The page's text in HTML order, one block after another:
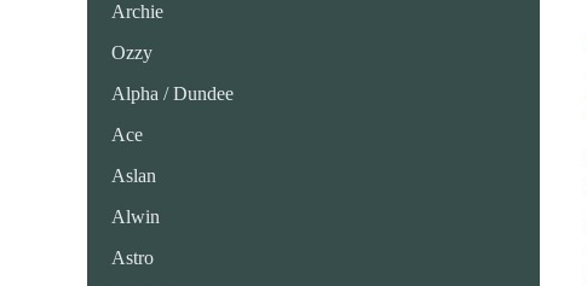
Archie
Ozzy
Alpha / Dundee
Ace
Aslan
Alwin
Astro